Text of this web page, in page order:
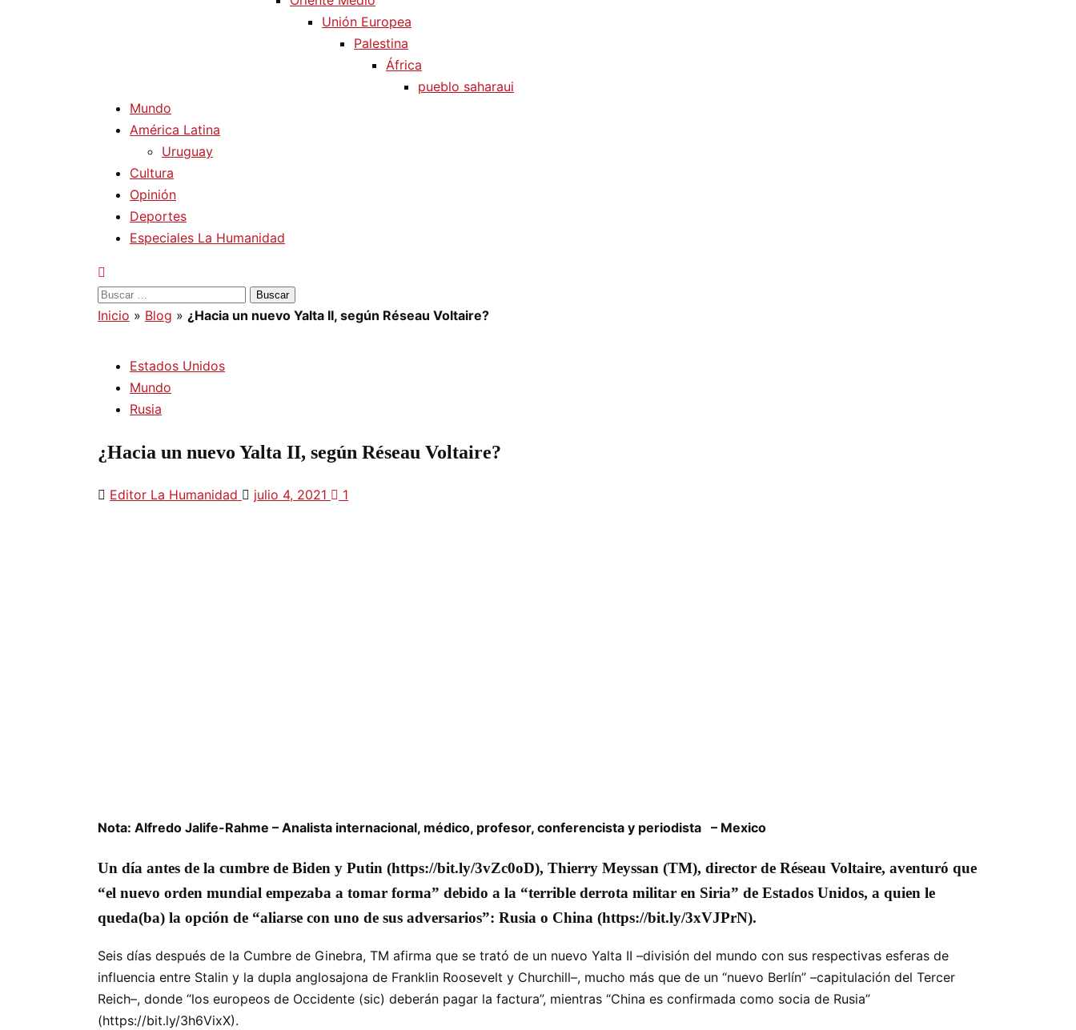
Unión Europea
Palestina
África
pueblo saharaui
Mundo
América Latina
Uruguay
Cultura
Opinión
Deportes
Especiales La Humanidad
Buscar:
Inicio » Blog » ¿Hacia un nuevo Yalta II, según Réseau Voltaire?
Estados Unidos
Mundo
Rusia
¿Hacia un nuevo Yalta II, según Réseau Voltaire?
Editor La Humanidad julio 4, 2021 1
Nota: Alfredo Jalife-Rahme – Analista internacional, médico, profesor, conferencista y periodista – Mexico
Un día antes de la cumbre de Biden y Putin (https://bit.ly/3vZc0oD), Thierry Meyssan (TM), director de Réseau Voltaire, aventuró que
“el nuevo orden mundial empezaba a tomar forma” debido a la “terrible derrota militar en Siria” de Estados Unidos, a quien le
queda(ba) la opción de “aliarse con uno de sus adversarios”: Rusia o China (https://bit.ly/3xVJPrN).
Seis días después de la Cumbre de Ginebra, TM afirma que se trató de un nuevo Yalta II –división del mundo con sus respectivas esferas de
influencia entre Stalin y la dupla anglosajona de Franklin Roosevelt y Churchill–, mucho más que de un “nuevo Berlín” –capitulación del Tercer
Reich–, donde “los europeos de Occidente (sic) deberán pagar la factura”, mientras “China es confirmada como socia de Rusia”
(https://bit.ly/3h6VixX).